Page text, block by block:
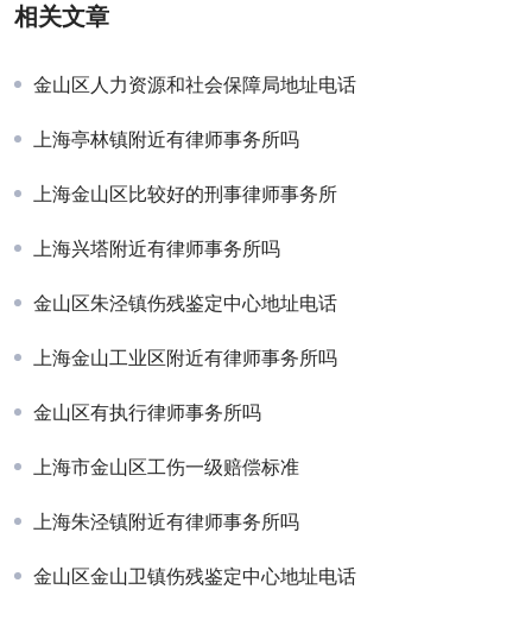
相关文章
金山区人力资源和社会保障局地址电话
上海亭林镇附近有律师事务所吗
上海金山区比较好的刑事律师事务所
上海兴塔附近有律师事务所吗
金山区朱泾镇伤残鉴定中心地址电话
上海金山工业区附近有律师事务所吗
金山区有执行律师事务所吗
上海市金山区工伤一级赔偿标准
上海朱泾镇附近有律师事务所吗
金山区金山卫镇伤残鉴定中心地址电话